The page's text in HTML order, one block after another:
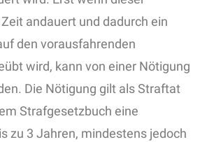
andauert und dadurch ein
den vorausfahrenden
wird, kann von einer Nötigung
Die Nötigung gilt als Straftat
Strafgesetzbuch eine
zu 3 Jahren, mindestens jedoch